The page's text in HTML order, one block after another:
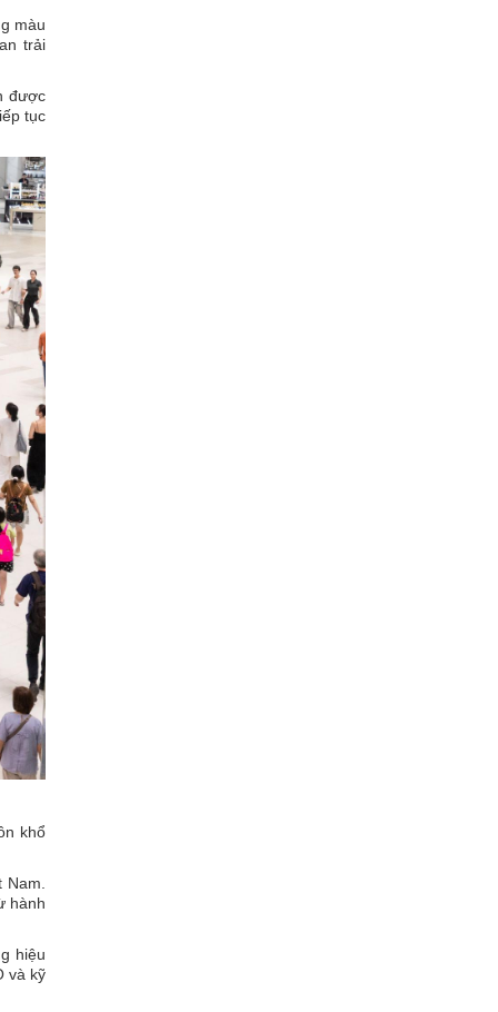
màu
trải
được
tục
khổ
Nam.
hành
hiệu
và kỹ